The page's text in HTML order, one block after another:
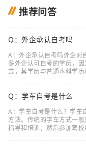
推荐问答
Q：外企承认自考吗
A：外企承认自考吗外企对
多外企认可自考的学历，
式，其学历与普通本科学
Q：学车自考是什么
A：学车自考是什么？学车
方法。传统的学车方式一
指导和培训，然后参加驾